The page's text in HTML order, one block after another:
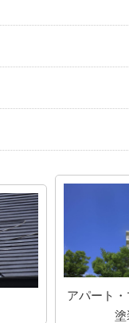
アパート
塗